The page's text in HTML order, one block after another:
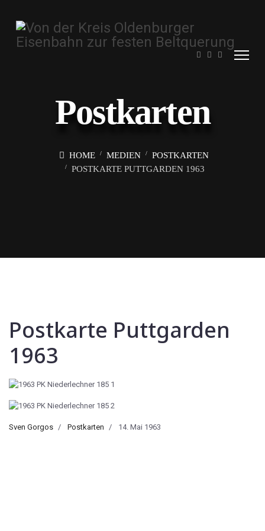
Postkarten
HOME MEDIEN
POSTKARTEN
POSTKARTE PUTTGARDEN 1963
Postkarte Puttgarden
1963
Sven Gorgos Postkarten 14. Mai 1963